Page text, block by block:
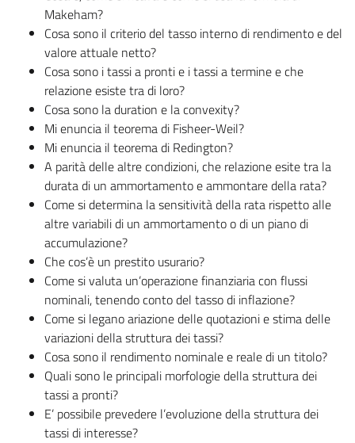
Makeham?
Cosa sono il criterio del tasso interno di rendimento e del
valore attuale netto?
Cosa sono i tassi a pronti e i tassi a termine e che
relazione esiste tra di loro?
Cosa sono la duration e la convexity?
Mi enuncia il teorema di Fisheer-Weil?
Mi enuncia il teorema di Redington?
A parità delle altre condizioni, che relazione esite tra la
durata di un ammortamento e ammontare della rata?
Come si determina la sensitività della rata rispetto alle
altre variabili di un ammortamento o di un piano di
accumulazione?
Che cos’è un prestito usurario?
Come si valuta un’operazione finanziaria con flussi
nominali, tenendo conto del tasso di inflazione?
Come si legano ariazione delle quotazioni e stima delle
variazioni della struttura dei tassi?
Cosa sono il rendimento nominale e reale di un titolo?
Quali sono le principali morfologie della struttura dei
tassi a pronti?
E’ possibile prevedere l’evoluzione della struttura dei
tassi di interesse?